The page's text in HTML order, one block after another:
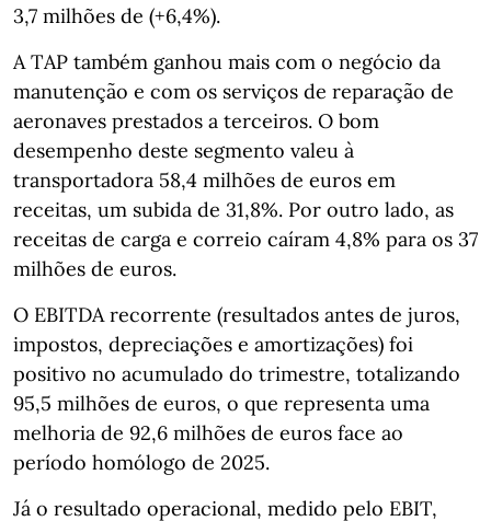
3,7 milhões de (+6,4%).
A TAP também ganhou mais com o negócio da
manutenção e com os serviços de reparação de
aeronaves prestados a terceiros. O bom
desempenho deste segmento valeu à
transportadora 58,4 milhões de euros em
receitas, um subida de 31,8%. Por outro lado, as
receitas de carga e correio caíram 4,8% para os 37
milhões de euros.
O EBITDA recorrente (resultados antes de juros,
impostos, depreciações e amortizações) foi
positivo no acumulado do trimestre, totalizando
95,5 milhões de euros, o que representa uma
melhoria de 92,6 milhões de euros face ao
período homólogo de 2025.
Já o resultado operacional, medido pelo EBIT,